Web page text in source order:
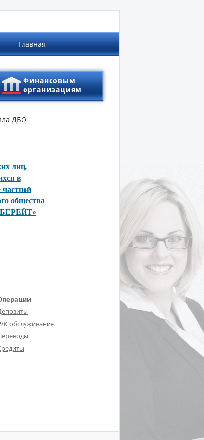
Главная
Финансовым
организациям
ДБО
лиц,
в
частной
общества
БЕРЕЙТ»
К обслуживание